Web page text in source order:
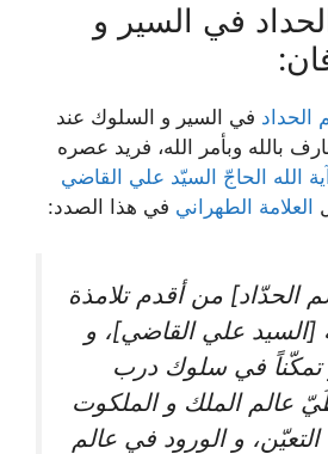
في السير و
الحداد في السير و السلوك عند
بالله وبأمر الله، فريد عصره
‌الله الحاجّ السیّد علي القاضي
العلامة الطهراني في هذا الصدد:
الحدّاد] من أقدم تلامذة
[السيد علي القاضي]، و
تمكّناً في سلوك درب
عالم الملك و الملكوت
و الورود في عالم